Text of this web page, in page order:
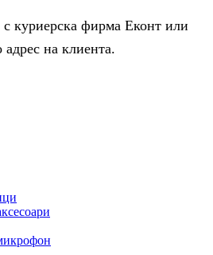
€
46,02 €
(90.00
лв.).
куриерска фирма Еконт или
на клиента.